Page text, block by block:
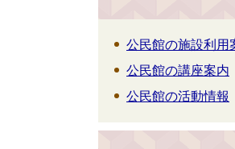
公民館の施設利用
公民館の講座案内
公民館の活動情報